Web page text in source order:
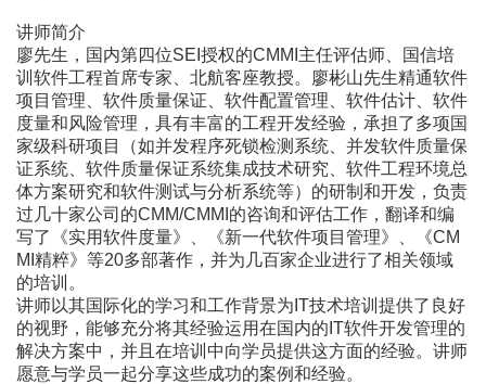
讲师简介
廖先生，国内第四位SEI授权的CMMI主任评估师、国信培
训软件工程首席专家、北航客座教授。廖彬山先生精通软件
项目管理、软件质量保证、软件配置管理、软件估计、软件
度量和风险管理，具有丰富的工程开发经验，承担了多项国
家级科研项目（如并发程序死锁检测系统、并发软件质量保
证系统、软件质量保证系统集成技术研究、软件工程环境总
体方案研究和软件测试与分析系统等）的研制和开发，负责
过几十家公司的CMM/CMMI的咨询和评估工作，翻译和编
写了《实用软件度量》、《新一代软件项目管理》、《CM
MI精粹》等20多部著作，并为几百家企业进行了相关领域
的培训。
讲师以其国际化的学习和工作背景为IT技术培训提供了良好
的视野，能够充分将其经验运用在国内的IT软件开发管理的
解决方案中，并且在培训中向学员提供这方面的经验。讲师
愿意与学员一起分享这些成功的案例和经验。